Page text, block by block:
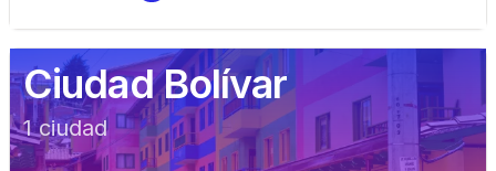
Ciudad Bolívar
1ciudad